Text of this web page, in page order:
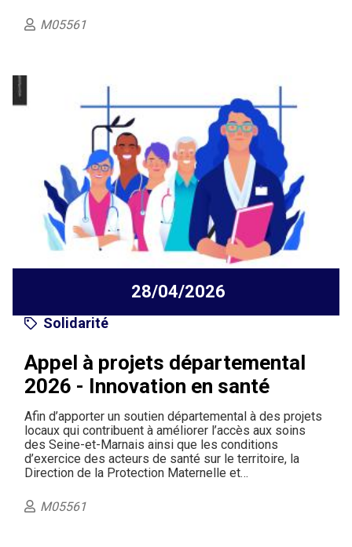
M05561
28/04/2026
Solidarité
Appel à projets départemental
2026 - Innovation en santé
Afin d’apporter un soutien départemental à des projets
locaux qui contribuent à améliorer l’accès aux soins
des Seine-et-Marnais ainsi que les conditions
d’exercice des acteurs de santé sur le territoire, la
Direction de la Protection Maternelle et…
M05561